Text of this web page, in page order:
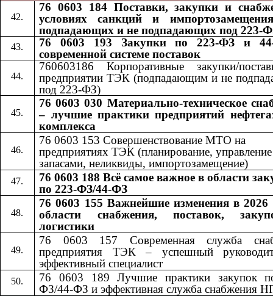
76 0603 184 Поставки, закупки и
условиях санкций и
подпадающих и не подпадающих под 223-
76 0603 193 Закупки по 223-ФЗ и
современной системе поставок
760603186 Корпоративные закупки/
предприятии ТЭК (подпадающим и не
под 223-ФЗ)
76 0603 030 Материально-техническое
– лучшие практики предприятий
комплекса
76 0603 153 Совершенствование МТО на
предприятиях ТЭК (планирование, управление
запасами, неликвиды, импортозамещение)
76 0603 188 Всё самое важное в области
по 223-ФЗ/44-ФЗ
76 0603 155 Важнейшие изменения в 2026
области снабжения, поставок,
логистики
76 0603 157 Современная служба
предприятия ТЭК – успешный
эффективный специалист
76 0603 189 ​​Лучшие практики закупок
ФЗ/44-ФЗ и эффективная служба снабжения